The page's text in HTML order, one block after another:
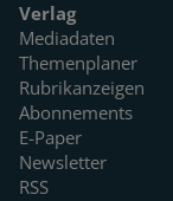
Verlag
Mediadaten
Themenplaner
Rubrikanzeigen
Abonnements
E-Paper
Newsletter
RSS